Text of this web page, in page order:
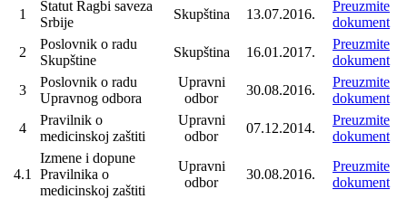
1
Statut Ragbi saveza
Srbije
Skupština 13.07.2016.
Preuzmite
dokument
2
Poslovnik o radu
Skupštine
Skupština 16.01.2017.
Preuzmite
dokument
3
Poslovnik o radu
Upravnog odbora
Upravni
odbor
30.08.2016.
Preuzmite
dokument
4
Pravilnik o
medicinskoj zaštiti
Upravni
odbor
07.12.2014.
Preuzmite
dokument
4.1
Izmene i dopune
Pravilnika o
medicinskoj zaštiti
Upravni
odbor
30.08.2016.
Preuzmite
dokument